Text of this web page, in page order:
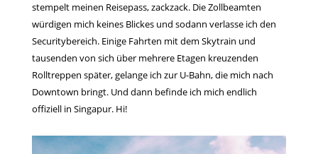
stempelt meinen Reisepass, zackzack. Die Zollbeamten
würdigen mich keines Blickes und sodann verlasse ich den
Securitybereich. Einige Fahrten mit dem Skytrain und
tausenden von sich über mehrere Etagen kreuzenden
Rolltreppen später, gelange ich zur U-Bahn, die mich nach
Downtown bringt. Und dann befinde ich mich endlich
offiziell in Singapur. Hi!